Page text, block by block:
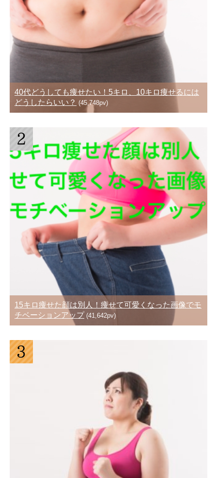
40代どうしても痩せたい！5キロ、10キロ痩せるには
どうしたらいい？ (45,748pv)
15キロ痩せた顔は別人！痩せて可愛くなった画像でモ
チベーションアップ (41,642pv)